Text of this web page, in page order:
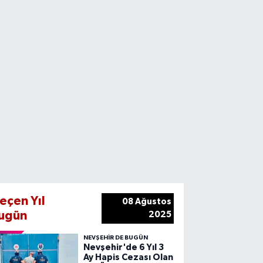
Yıl
08 Ağustos
2025
NEVŞEHIR DE BUGÜN
Nevşehir'de 6 Yıl 3
Ay Hapis Cezası Olan